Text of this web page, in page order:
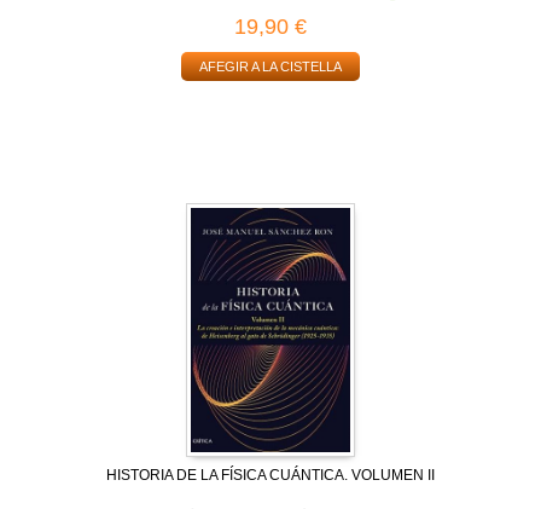
19,90 €
AFEGIR A LA CISTELLA
HISTORIA DE LA FÍSICA CUÁNTICA. VOLUMEN II